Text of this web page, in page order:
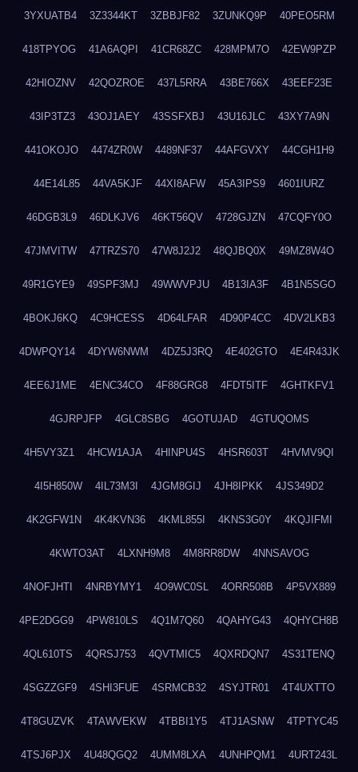
3YXUATB4 3Z3344KT 3ZBBJF82 3ZUNKQ9P 40PEO5RM
418TPYOG 41A6AQPI 41CR68ZC 428MPM7O 42EW9PZP
42HIOZNV 42QOZROE 437L5RRA 43BE766X 43EEF23E
43IP3TZ3 43OJ1AEY 43SSFXBJ 43U16JLC 43XY7A9N
441OKOJO 4474ZR0W 4489NF37 44AFGVXY 44CGH1H9
44E14L85 44VA5KJF 44XI8AFW 45A3IPS9 4601IURZ
46DGB3L9 46DLKJV6 46KT56QV 4728GJZN 47CQFY0O
47JMVITW 47TRZS70 47W8J2J2 48QJBQ0X 49MZ8W4O
49R1GYE9 49SPF3MJ 49WWVPJU 4B13IA3F 4B1N5SGO
4BOKJ6KQ 4C9HCESS 4D64LFAR 4D90P4CC 4DV2LKB3
4DWPQY14 4DYW6NWM 4DZ5J3RQ 4E402GTO 4E4R43JK
4EE6J1ME 4ENC34CO 4F88GRG8 4FDT5ITF 4GHTKFV1
4GJRPJFP 4GLC8SBG 4GOTUJAD 4GTUQOMS
4H5VY3Z1 4HCW1AJA 4HINPU4S 4HSR603T 4HVMV9QI
4I5H850W 4IL73M3I 4JGM8GIJ 4JH8IPKK 4JS349D2
4K2GFW1N 4K4KVN36 4KML855I 4KNS3G0Y 4KQJIFMI
4KWTO3AT 4LXNH9M8 4M8RR8DW 4NNSAVOG
4NOFJHTI 4NRBYMY1 4O9WC0SL 4ORR508B 4P5VX889
4PE2DGG9 4PW810LS 4Q1M7Q60 4QAHYG43 4QHYCH8B
4QL610TS 4QRSJ753 4QVTMIC5 4QXRDQN7 4S31TENQ
4SGZZGF9 4SHI3FUE 4SRMCB32 4SYJTR01 4T4UXTTO
4T8GUZVK 4TAWVEKW 4TBBI1Y5 4TJ1ASNW 4TPTYC45
4TSJ6PJX 4U48QGQ2 4UMM8LXA 4UNHPQM1 4URT243L